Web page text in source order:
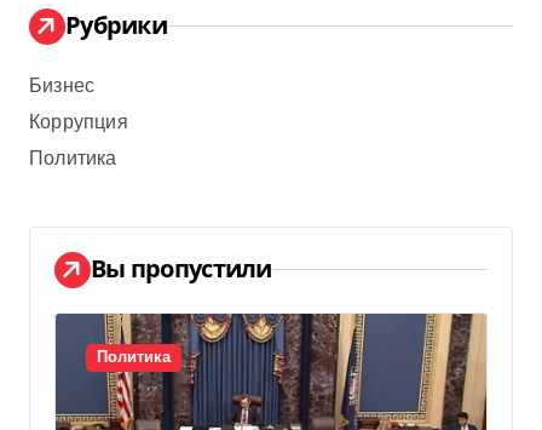
Рубрики
Бизнес
Коррупция
Политика
Вы пропустили
Политика